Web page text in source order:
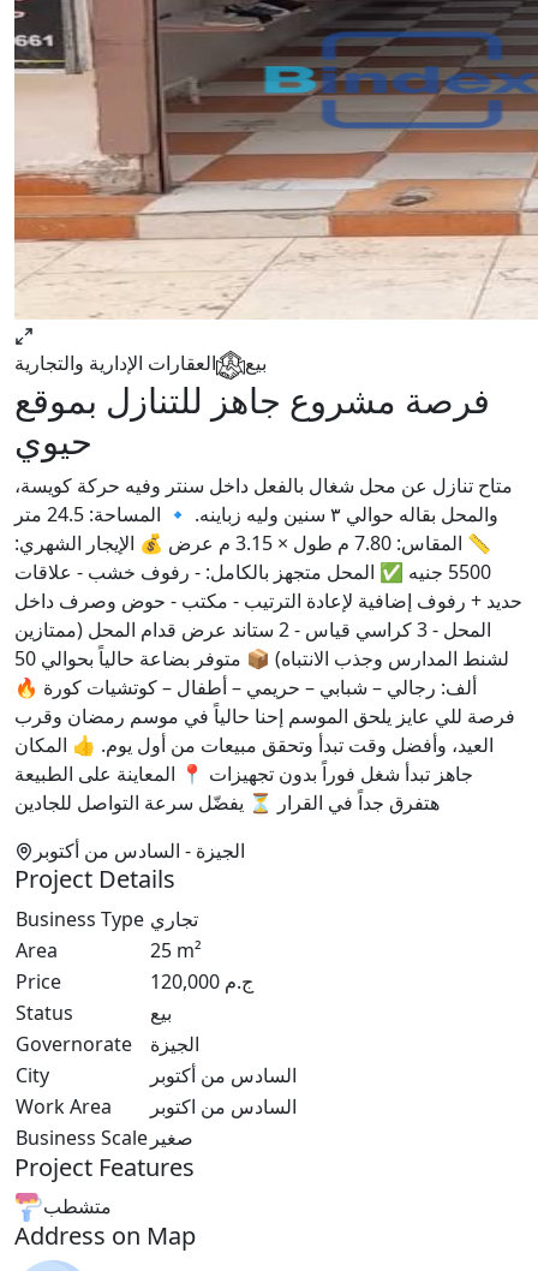
بيع العقارات الإدارية والتجارية
فرصة مشروع جاهز للتنازل بموقع
حيوي
متاح تنازل عن محل شغال بالفعل داخل سنتر وفيه حركة كويسة،
والمحل بقاله حوالي ٣ سنين وليه زباينه. 🔹 المساحة: 24.5 متر
📏 المقاس: 7.80 م طول × 3.15 م عرض 💰 الإيجار الشهري:
5500 جنيه ✅ المحل متجهز بالكامل: - رفوف خشب - علاقات
حديد + رفوف إضافية لإعادة الترتيب - مكتب - حوض وصرف داخل
المحل - 3 كراسي قياس - 2 ستاند عرض قدام المحل (ممتازين
لشنط المدارس وجذب الانتباه) 📦 متوفر بضاعة حالياً بحوالي 50
ألف: رجالي – شبابي – حريمي – أطفال – كوتشيات كورة 🔥
فرصة للي عايز يلحق الموسم إحنا حالياً في موسم رمضان وقرب
العيد، وأفضل وقت تبدأ وتحقق مبيعات من أول يوم. 👍 المكان
جاهز تبدأ شغل فوراً بدون تجهيزات 📍 المعاينة على الطبيعة
هتفرق جداً في القرار ⏳ يفضّل سرعة التواصل للجادين
الجيزة - السادس من أكتوبر
Project Details
Business Type تجاري
Area
25 m²
Price
120,000 ج.م
Status
بيع
Governorate
الجيزة
City
السادس من أكتوبر
Work Area
السادس من اكتوبر
Business Scale صغير
Project Features
متشطب
Address on Map